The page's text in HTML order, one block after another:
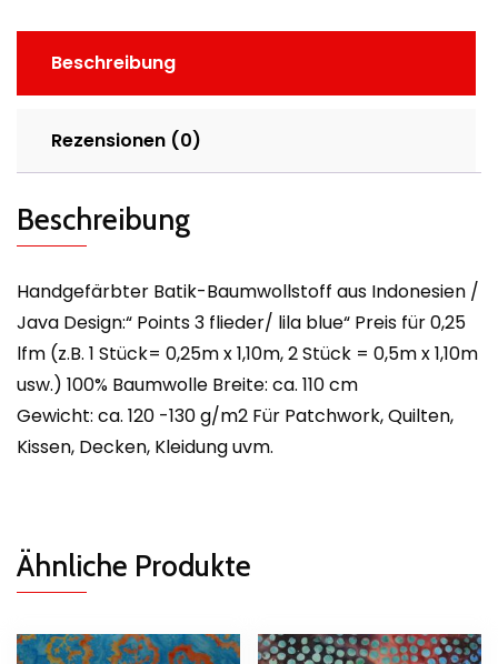
Beschreibung
Rezensionen (0)
Beschreibung
Handgefärbter Batik-Baumwollstoff aus Indonesien /
Java Design:“ Points 3 flieder/ lila blue“ Preis für 0,25
lfm (z.B. 1 Stück= 0,25m x 1,10m, 2 Stück = 0,5m x 1,10m
usw.) 100% Baumwolle Breite: ca. 110 cm
Gewicht: ca. 120 -130 g/m2 Für Patchwork, Quilten,
Kissen, Decken, Kleidung uvm.
Ähnliche Produkte